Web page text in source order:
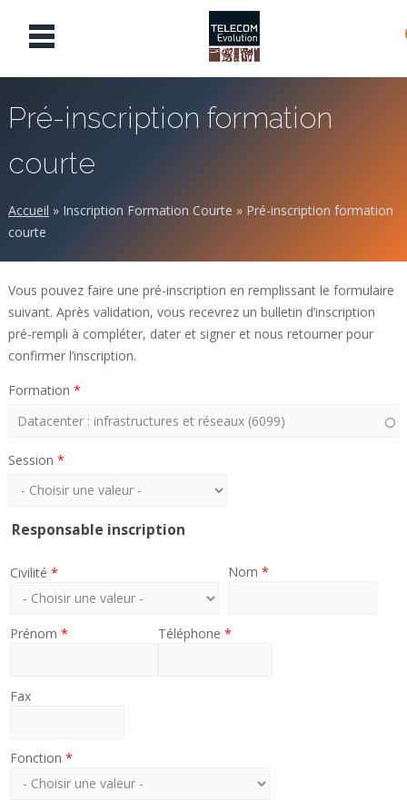
Pré-inscription formation
courte
Accueil » Inscription Formation Courte » Pré-inscription formation
courte
Vous pouvez faire une pré-inscription en remplissant le formulaire
suivant. Après validation, vous recevrez un bulletin d’inscription
pré-rempli à compléter, dater et signer et nous retourner pour
confirmer l’inscription.
Formation *
Session *
Responsable inscription
Civilité * Nom*
Prénom * Téléphone*
Fax
Fonction *